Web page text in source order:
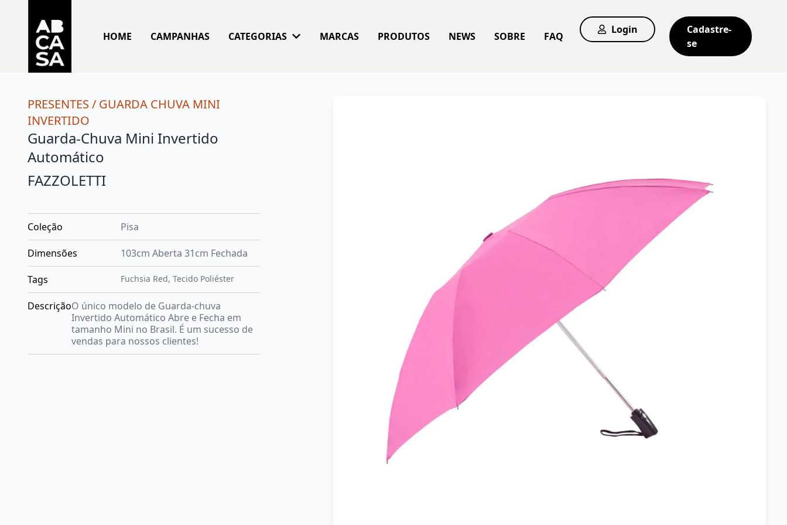
HOME CAMPANHAS CATEGORIAS MARCAS PRODUTOS NEWS SOBRE FAQ
Login
Cadastre-
se
PRESENTES / GUARDA CHUVA MINI
INVERTIDO
Guarda-Chuva Mini Invertido
Automático
FAZZOLETTI
Coleção Pisa
Dimensões 103cm Aberta 31cm Fechada
Tags Fuchsia Red, Tecido Poliéster
DescriçãoO único modelo de Guarda-chuva
Invertido Automático Abre e Fecha em
tamanho Mini no Brasil. É um sucesso de
vendas para nossos clientes!